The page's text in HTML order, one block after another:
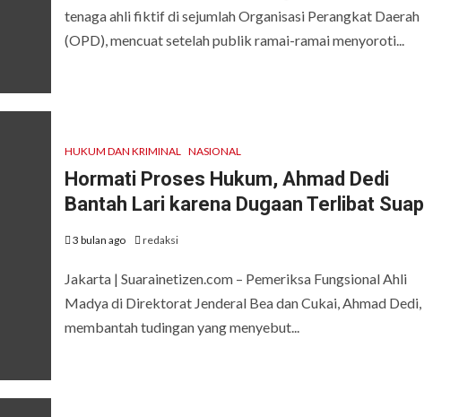
tenaga ahli fiktif di sejumlah Organisasi Perangkat Daerah
(OPD), mencuat setelah publik ramai-ramai menyoroti...
HUKUM DAN KRIMINAL NASIONAL
Hormati Proses Hukum, Ahmad Dedi
Bantah Lari karena Dugaan Terlibat Suap
3 bulan ago redaksi
Jakarta | Suarainetizen.com – Pemeriksa Fungsional Ahli
Madya di Direktorat Jenderal Bea dan Cukai, Ahmad Dedi,
membantah tudingan yang menyebut...